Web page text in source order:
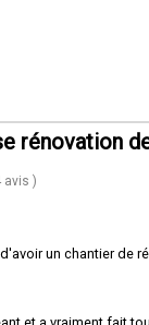
rénovation
avis )
un chantier de